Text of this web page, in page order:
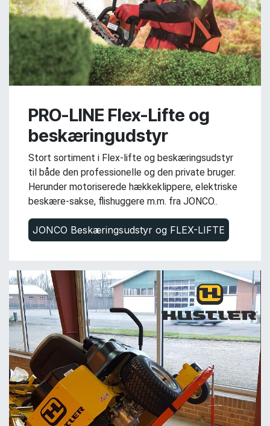
PRO-LINE Flex-Lifte og
beskæringudstyr
Stort sortiment i Flex-lifte og beskæringsudstyr
til både den professionelle og den private bruger.
Herunder motoriserede hækkeklippere, elektriske
beskære-sakse, flishuggere m.m. fra JONCO..
JONCO Beskæringsudstyr og FLEX-LIFTE